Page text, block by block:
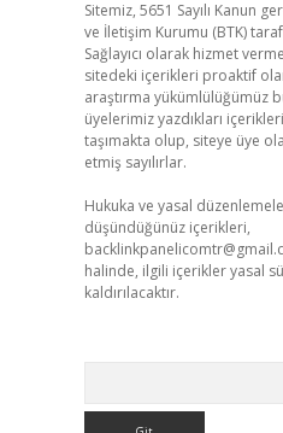
Sitemiz, 5651 Sayılı Kanun
ve İletişim Kurumu (BTK)
Sağlayıcı olarak hizmet
sitedeki içerikleri proaktif
araştırma yükümlülüğümüz
üyelerimiz yazdıkları
taşımakta olup, siteye üye
etmiş sayılırlar.
Hukuka ve yasal
düşündüğünüz içerikleri,
halinde, ilgili içerikler yasal
kaldırılacaktır.